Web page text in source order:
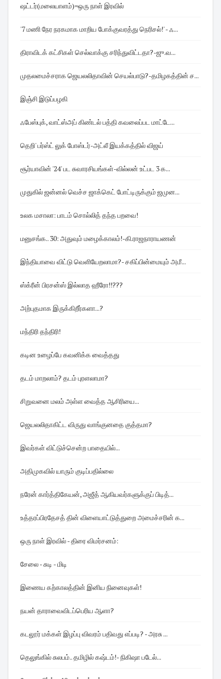
ஷட்டர்(மலையாளம்)=ஒரு நாள் இரவில்
'7 மணி நேர நரகமாக மாறிய போக்குவரத்து நெரிசல்!' - ஃ...
திராவிடக் கட்சிகள் செல்வாக்கு சரிந்துவிட்டதா?-ஜு.வ...
முதலமைச்சராக ஜெயலலிதாவின் செயல்பாடு?-தமிழகத்தின் ச...
இஞ்சி இடுப்பழகி
ஃபேஸ்புக், வாட்ஸ்அப் கிண்டல் பத்தி கவலைப்பட மாட்டே...
தெறி' பர்ஸ்ட் லுக் போஸ்டர்-அட்லீ இயக்கத்தில் விஜய்
சூர்யாவின் '24' பட சுவாரசியங்கள்-வில்லன் உட்பட 3 க...
முதுகில் ஜன்னல் வெச்ச ஜாக்கெட் போட்டிருக்கும் ஜமுன...
உலக மசாலா: பாடம் சொல்லித் தந்த பறவை!
மனுசங்க.. 30: அதுவும் மழைக்காலம்!-கி.ராஜநாராயணன்
இந்தியாவை விட்டு வெளியேறலாமா?- சகிப்பின்மையும் அமீ...
ஸ்க்ரீன் பிரசன்ஸ் இல்லாத ஹீரோ!!???
அற்புதமாக இருக்கிறீர்களா...?
மந்திரி தந்திரி!
கடின உழைப்பே கவனிக்க வைத்தது
தடம் மாறலாம்? தடம் புரளலாமா?
சிறுவனை மலம் அள்ள வைத்த ஆசிரியை...
ஜெயலலிதாகிட்ட விருது வாங்குனதை குத்தமா?
இவர்கள் விட்டுச்சென்ற பாதையில்...
அதிமுகவில் யாரும் குடிப்பதில்லை
நரேன் கார்த்திகேயன், அஜீத் ஆகியவர்களுக்குப் பிடித்...
உத்தரப்பிரதேசத் தின் விளையாட்டுத்துறை அமைச்சரின் க...
ஒரு நாள் இரவில் - திரை விமர்சனம்:
சேலை - சுடி - மிடி
இணைய கற்காலத்தின் இனிய நினைவுகள்!
நயன் தாராவைவிடப்பெரிய ஆளா?
கடலூர் மக்கள் இழப்பு விவரம் பதிவது எப்படி? - அரசு ...
தெலுங்கில் சுலபம்.. தமிழில் கஷ்டம்! - நிகிஷா படேல்...